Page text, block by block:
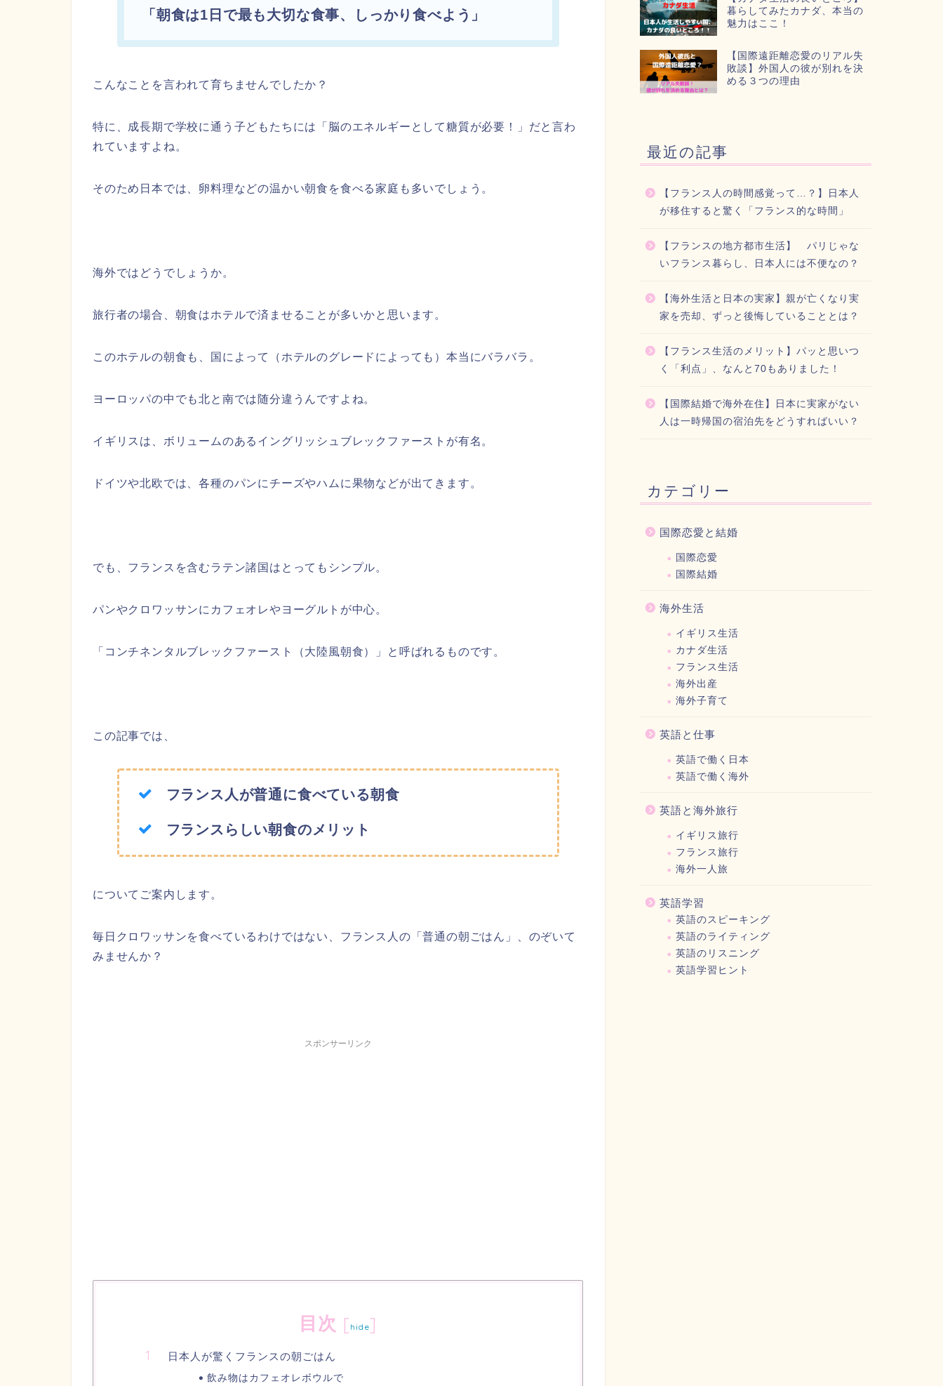
「朝食は1日で最も大切な食事、しっかり食べよう」
こんなことを言われて育ちませんでしたか？
特に、成長期で学校に通う子どもたちには「脳のエネルギーとして糖質が必要！」だと言わ
れていますよね。
そのため日本では、卵料理などの温かい朝食を食べる家庭も多いでしょう。
海外ではどうでしょうか。
旅行者の場合、朝食はホテルで済ませることが多いかと思います。
このホテルの朝食も、国によって（ホテルのグレードによっても）本当にバラバラ。
ヨーロッパの中でも北と南では随分違うんですよね。
イギリスは、ボリュームのあるイングリッシュブレックファーストが有名。
ドイツや北欧では、各種のパンにチーズやハムに果物などが出てきます。
でも、フランスを含むラテン諸国はとってもシンプル。
パンやクロワッサンにカフェオレやヨーグルトが中心。
「コンチネンタルブレックファースト（大陸風朝食）」と呼ばれるものです。
この記事では、
フランス人が普通に食べている朝食
フランスらしい朝食のメリット
についてご案内します。
毎日クロワッサンを食べているわけではない、フランス人の「普通の朝ごはん」、のぞいて
みませんか？
スポンサーリンク
目次 [ hide]
日本人が驚くフランスの朝ごはん
飲み物はカフェオレボウルで
暮らしてみたカナダ、本当の
魅力はここ！
【国際遠距離恋愛のリアル失
敗談】外国人の彼が別れを決
める３つの理由
最近の記事
【フランス人の時間感覚って…？】日本人
が移住すると驚く「フランス的な時間」
【フランスの地方都市生活】 パリじゃな
いフランス暮らし、日本人には不便なの？
【海外生活と日本の実家】親が亡くなり実
家を売却、ずっと後悔していることとは？
【フランス生活のメリット】パッと思いつ
く「利点」、なんと70もありました！
【国際結婚で海外在住】日本に実家がない
人は一時帰国の宿泊先をどうすればいい？
カテゴリー
国際恋愛と結婚
国際恋愛
国際結婚
海外生活
イギリス生活
カナダ生活
フランス生活
海外出産
海外子育て
英語と仕事
英語で働く日本
英語で働く海外
英語と海外旅行
イギリス旅行
フランス旅行
海外一人旅
英語学習
英語のスピーキング
英語のライティング
英語のリスニング
英語学習ヒント